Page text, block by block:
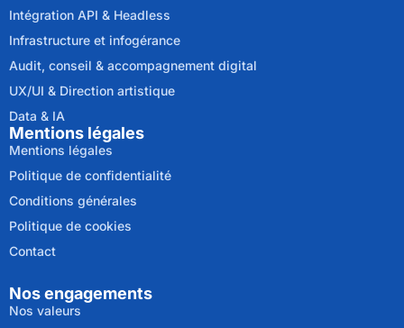
Intégration API & Headless
Infrastructure et infogérance
Audit, conseil & accompagnement digital
UX/UI & Direction artistique
Data & IA
Mentions légales
Mentions légales
Politique de confidentialité
Conditions générales
Politique de cookies
Contact
Nos engagements
Nos valeurs